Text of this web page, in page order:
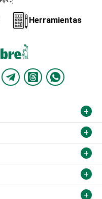
Herramientas